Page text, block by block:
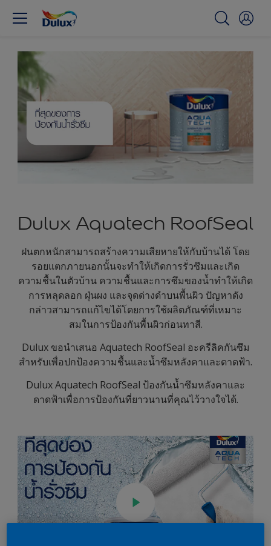
Dulux Aquatech RoofSeal
ฝนตกหนักสามารถสร้างความเสียหายให้กับบ้านได้ โดย
รอยแตกภายนอกนั้นจะทำให้เกิดการรั่วซึมและเกิด
ความชื้นในตัวบ้าน ความชื้นและการซึมของน้ำทำให้เกิด
การหลุดลอก ฝุ่นผง และจุดด่างดำบนพื้นผิว ปัญหาดัง
กล่าวสามารถแก้ไขได้โดยการใช้ผลิตภัณฑ์ที่เหมาะ
สมในการป้องกันพื้นผิวก่อนทาสี.
Dulux ขอนำเสนอ Aquatech RoofSeal อะครีลิคกันซึม
สำหรับเพื่อปกป้องความชื้นและน้ำซึมหลังคาและดาดฟ้า.
Dulux Aquatech RoofSeal ป้องกันน้ำซึมหลังคาและ
ดาดฟ้าเพื่อการป้องกันที่ยาวนานที่คุณไว้วางใจได้.